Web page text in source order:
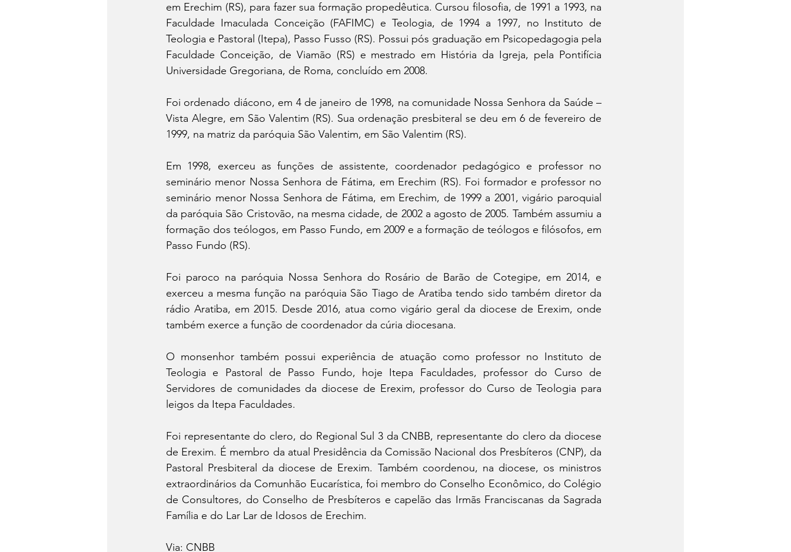
em Erechim (RS), para fazer sua formação propedêutica. Cursou filosofia, de 1991 a 1993, na
Faculdade Imaculada Conceição (FAFIMC) e Teologia, de 1994 a 1997, no Instituto de
Teologia e Pastoral (Itepa), Passo Fusso (RS). Possui pós graduação em Psicopedagogia pela
Faculdade Conceição, de Viamão (RS) e mestrado em História da Igreja, pela Pontifícia
Universidade Gregoriana, de Roma, concluído em 2008.
Foi ordenado diácono, em 4 de janeiro de 1998, na comunidade Nossa Senhora da Saúde –
Vista Alegre, em São Valentim (RS). Sua ordenação presbiteral se deu em 6 de fevereiro de
1999, na matriz da paróquia São Valentim, em São Valentim (RS).
Em 1998, exerceu as funções de assistente, coordenador pedagógico e professor no
seminário menor Nossa Senhora de Fátima, em Erechim (RS). Foi formador e professor no
seminário menor Nossa Senhora de Fátima, em Erechim, de 1999 a 2001, vigário paroquial
da paróquia São Cristovão, na mesma cidade, de 2002 a agosto de 2005. Também assumiu a
formação dos teólogos, em Passo Fundo, em 2009 e a formação de teólogos e filósofos, em
Passo Fundo (RS).
Foi paroco na paróquia Nossa Senhora do Rosário de Barão de Cotegipe, em 2014, e
exerceu a mesma função na paróquia São Tiago de Aratiba tendo sido também diretor da
rádio Aratiba, em 2015. Desde 2016, atua como vigário geral da diocese de Erexim, onde
também exerce a função de coordenador da cúria diocesana.
O monsenhor também possui experiência de atuação como professor no Instituto de
Teologia e Pastoral de Passo Fundo, hoje Itepa Faculdades, professor do Curso de
Servidores de comunidades da diocese de Erexim, professor do Curso de Teologia para
leigos da Itepa Faculdades.
Foi representante do clero, do Regional Sul 3 da CNBB, representante do clero da diocese
de Erexim. É membro da atual Presidência da Comissão Nacional dos Presbíteros (CNP), da
Pastoral Presbiteral da diocese de Erexim. Também coordenou, na diocese, os ministros
extraordinários da Comunhão Eucarística, foi membro do Conselho Econômico, do Colégio
de Consultores, do Conselho de Presbíteros e capelão das Irmãs Franciscanas da Sagrada
Família e do Lar Lar de Idosos de Erechim.
Via: CNBB